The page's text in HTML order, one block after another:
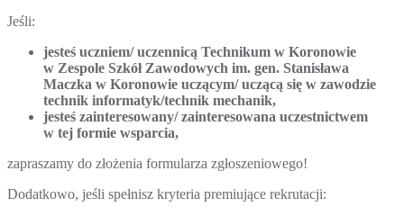
Jeśli:
jesteś uczniem/ uczennicą Technikum w Koronowie
w Zespole Szkół Zawodowych im. gen. Stanisława
Maczka w Koronowie uczącym/ uczącą się w zawodzie
technik informatyk/technik mechanik,
jesteś zainteresowany/ zainteresowana uczestnictwem
w tej formie wsparcia,
zapraszamy do złożenia formularza zgłoszeniowego!
Dodatkowo, jeśli spełnisz kryteria premiujące rekrutacji: